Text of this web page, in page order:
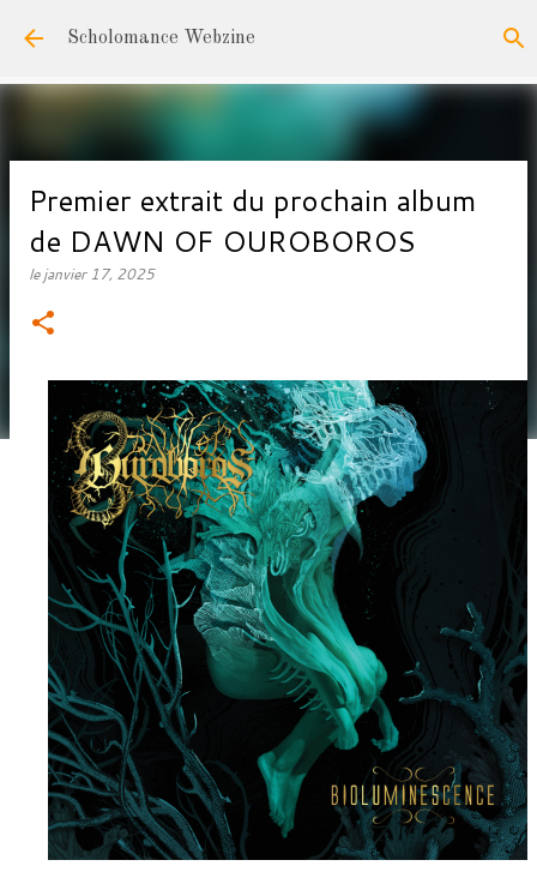
Accéder au contenu principal
Scholomance Webzine
Premier extrait du prochain album
de DAWN OF OUROBOROS
lejanvier 17, 2025